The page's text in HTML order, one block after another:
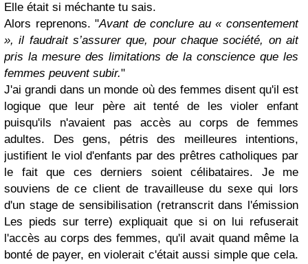
Elle était si méchante tu sais.
Alors reprenons. "Avant de conclure au « consentement
», il faudrait s’assurer que, pour chaque société, on ait
pris la mesure des limitations de la conscience que les
femmes peuvent subir."
J'ai grandi dans un monde où des femmes disent qu'il est
logique que leur père ait tenté de les violer enfant
puisqu'ils n'avaient pas accès au corps de femmes
adultes. Des gens, pétris des meilleures intentions,
justifient le viol d'enfants par des prêtres catholiques par
le fait que ces derniers soient célibataires. Je me
souviens de ce client de travailleuse du sexe qui lors
d'un stage de sensibilisation (retranscrit dans l'émission
Les pieds sur terre) expliquait que si on lui refuserait
l'accès au corps des femmes, qu'il avait quand même la
bonté de payer, en violerait c'était aussi simple que cela.